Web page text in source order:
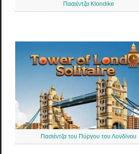
Πασιέντζα Klondike
Πασιέντζα του Πύργου του Λονδίνου